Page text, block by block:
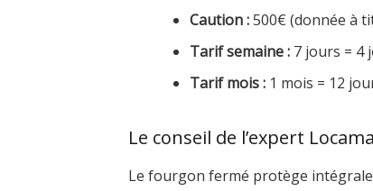
Caution :500€ (donnée à
Tarif semaine : 7 jours = 4
Tarif mois : 1 mois = 12
Le conseil de l’expert
Le fourgon fermé protège